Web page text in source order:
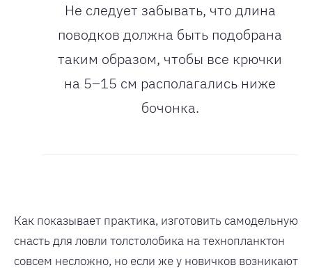
Не следует забывать, что длина
поводков должна быть подобрана
таким образом, чтобы все крючки
на 5–15 см располагались ниже
бочонка.
Как показывает практика, изготовить самодельную
снасть для ловли толстолобика на технопланктон
совсем несложно, но если же у новичков возникают